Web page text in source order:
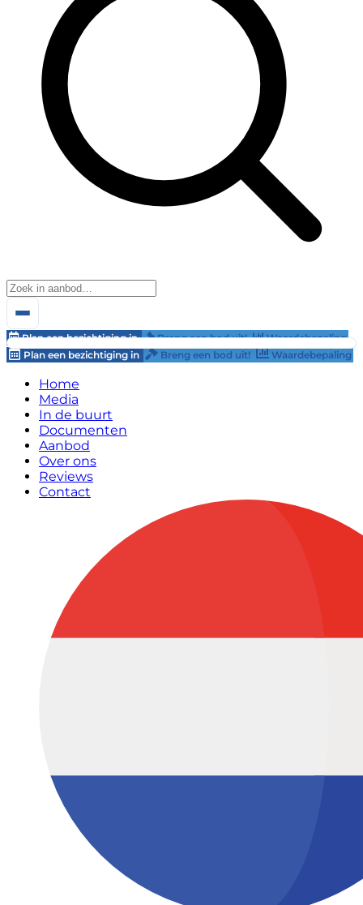
Plan een bezichtiging in Breng een bod uit!
Waardebepaling
Plan een bezichtiging in
Breng een bod uit! Waardebepaling
Home
Media
In de buurt
Documenten
Aanbod
Over ons
Reviews
Contact